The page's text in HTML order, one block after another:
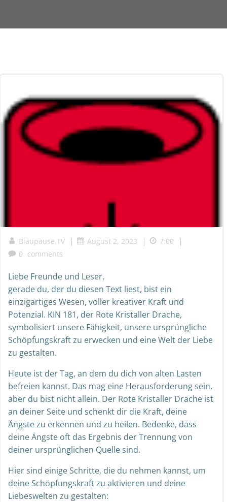
Blaupause.TV | August 2, 2023 | 7:00 |
0 comments
Liebe Freunde und Leser,
gerade du, der du diesen Text liest, bist ein
einzigartiges Wesen, voller kreativer Kraft und
Potenzial. KIN 181, der Rote Kristaller Drache,
symbolisiert unsere Fähigkeit, unsere ursprüngliche
Schöpfungskraft zu erwecken und eine Welt der Liebe
zu gestalten.
Heute ist der Tag, an dem du dich von alten Lasten
befreien kannst. Das mag eine Herausforderung sein,
aber du bist nicht allein. Der Rote Kristaller Drache ist
an deiner Seite und schenkt dir die Kraft, deine
Ängste zu erkennen und zu heilen. Bedenke, dass
deine Ängste oft das Ergebnis der Trennung von
deiner ursprünglichen Quelle sind.
Hier sind einige Schritte, die du nehmen kannst, um
deine Schöpfungskraft zu aktivieren und deine
Liebeswelten zu gestalten: